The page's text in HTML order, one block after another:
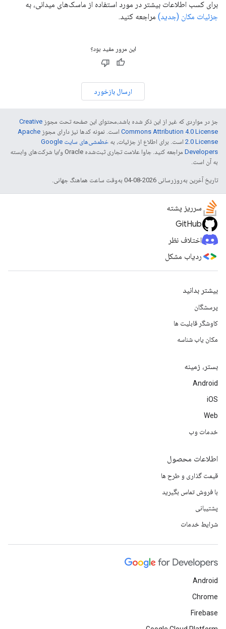
برای کسب اطلاعات بیشتر در مورد استفاده از ماسک‌های میدانی، به
جزئیات مکان (جدید) مراجعه کنید.
این مرور مفید بود؟
ارسال بازخورد
جز در مواردی که غیر از این ذکر شده باشد،‌محتوای این صفحه تحت مجوز Creative
Commons Attribution 4.0 License است. نمونه کدها نیز دارای مجوز Apache
2.0 License است. برای اطلاع از جزئیات، به
خطمشی‌های سایت Google
Developers‏
مراجعه کنید. جاوا علامت تجاری ثبت‌شده Oracle و/یا شرکت‌های وابسته
به آن است.
تاریخ آخرین به‌روزرسانی 2026-08-04 به‌وقت ساعت هماهنگ جهانی.
سرریز پشته
GitHub
اختلاف نظر
ردیاب مشکل
بیشتر بدانید
پرسشگان
کاوشگر قابلیت ها
مکان یاب شناسه
بستر، زمینه
Android
iOS
Web
خدمات وب
اطلاعات محصول
قیمت گذاری و طرح ها
با فروش تماس بگیرید
پشتیبانی
شرایط خدمات
Android
Chrome
Firebase